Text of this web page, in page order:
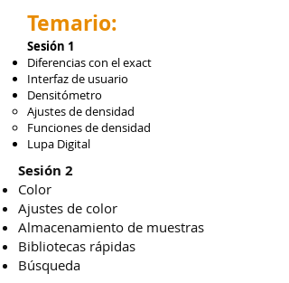
Temario:
Sesión 1
Diferencias con el exact
Interfaz de usuario
Densitómetro
Ajustes de densidad
Funciones de densidad
Lupa Digital
Sesión 2
Color
Ajustes de color
Almacenamiento de muestras
Bibliotecas rápidas
Búsqueda